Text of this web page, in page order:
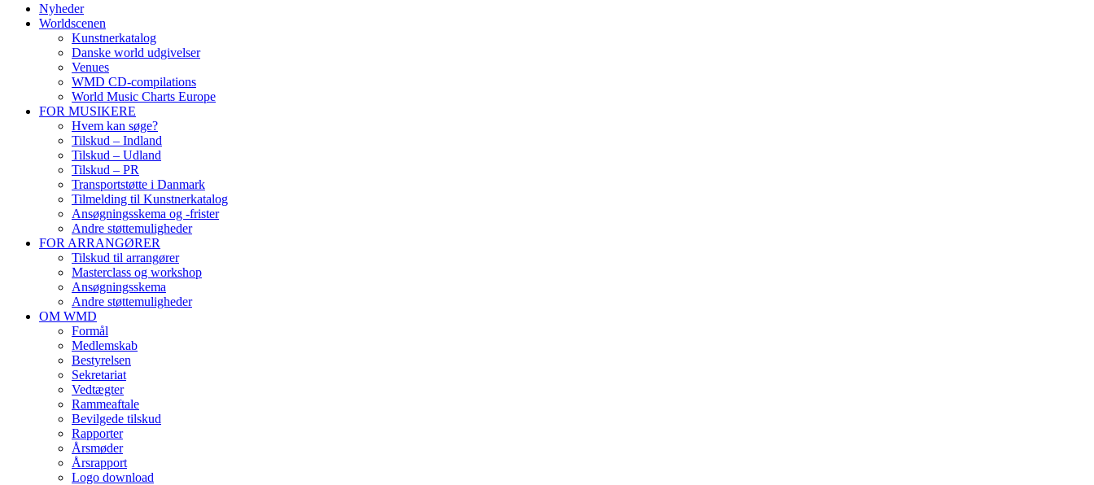
Nyheder
Worldscenen
Kunstnerkatalog
Danske world udgivelser
Venues
WMD CD-compilations
World Music Charts Europe
FOR MUSIKERE
Hvem kan søge?
Tilskud – Indland
Tilskud – Udland
Tilskud – PR
Transportstøtte i Danmark
Tilmelding til Kunstnerkatalog
Ansøgningsskema og -frister
Andre støttemuligheder
FOR ARRANGØRER
Tilskud til arrangører
Masterclass og workshop
Ansøgningsskema
Andre støttemuligheder
OM WMD
Formål
Medlemskab
Bestyrelsen
Sekretariat
Vedtægter
Rammeaftale
Bevilgede tilskud
Rapporter
Årsmøder
Årsrapport
Logo download